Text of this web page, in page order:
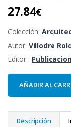
27.84€
Colección:
Autor: Villodre
Editor :
AÑADIR AL
Descripción